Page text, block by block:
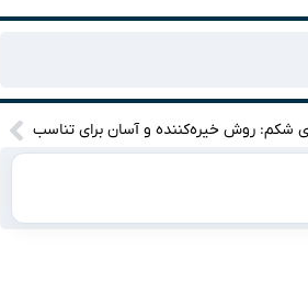
شکم: روش خیره‌کننده و آسان برای تناسب